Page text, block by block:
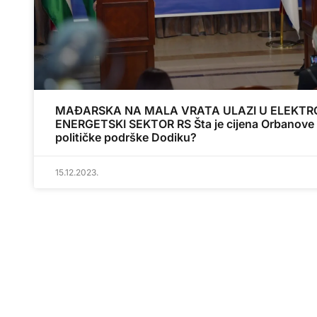
MAĐARSKA NA MALA VRATA ULAZI U
ENERGETSKI SEKTOR RS Šta je cijena Orbanove
političke podrške Dodiku?
15.12.2023.